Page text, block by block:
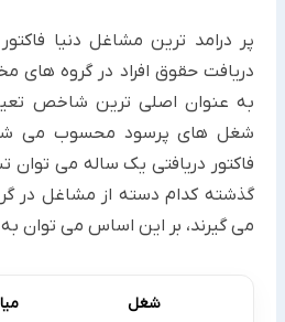
پر درامد ترین مشاغل دنیا
دریافت حقوق افراد در گروه
به عنوان اصلی ترین شاخص
شغل های پرسود محسوب می
فاکتور دریافتی یک ساله می
گذشته کدام دسته از مشاغل در
می گیرند، بر این اساس می توان
شغل